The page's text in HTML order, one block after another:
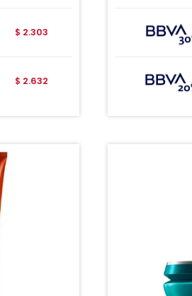
$ 2.303
$ 2.632